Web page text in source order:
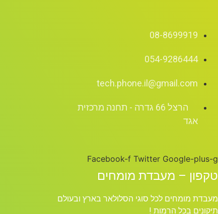
08-8699919
054-9286444
tech.phone.il@gmail.com
הרצל 66 גדרה - תחנה מרכזית
אגד
Facebook-f Twitter Google-plus-g
טקפון – מעבדת מומחים
מעבדת מומחים לכל סוגי הסלולאר בארץ ובעולם
תיקונים בכל הרמות !